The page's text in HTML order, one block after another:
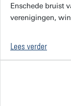
Enschede bruist
verenigingen,
Lees verder